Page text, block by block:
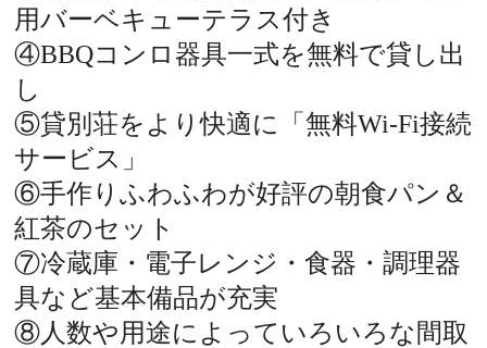
用バーベキューテラス付き
④BBQコンロ器具一式を無料で貸し出
し
⑤貸別荘をより快適に「無料Wi-Fi接続
サービス」
⑥手作りふわふわが好評の朝食パン＆
紅茶のセット
⑦冷蔵庫・電子レンジ・食器・調理器
具など基本備品が充実
⑧人数や用途によっていろいろな間取